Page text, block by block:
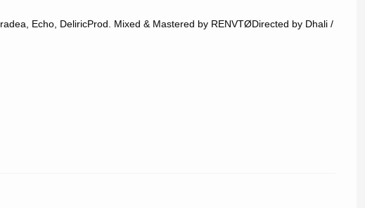
Echo, DeliricProd. Mixed & Mastered by RENVTØDirected by Dhali /